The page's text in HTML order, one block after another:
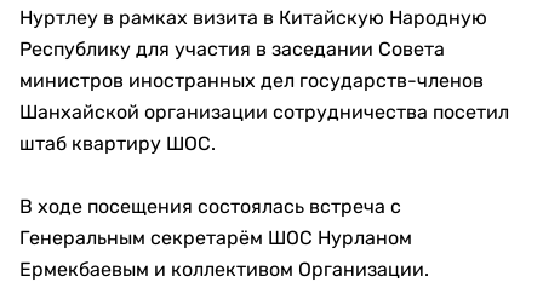
Нуртлеу в рамках визита в Китайскую Народную
Республику для участия в заседании Совета
министров иностранных дел государств-членов
Шанхайской организации сотрудничества посетил
штаб квартиру ШОС.
В ходе посещения состоялась встреча с
Генеральным секретарём ШОС Нурланом
Ермекбаевым и коллективом Организации.